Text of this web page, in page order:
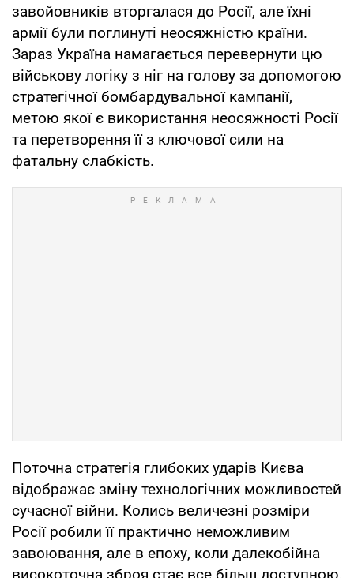
завойовників вторгалася до Росії, але їхні
армії були поглинуті неосяжністю країни.
Зараз Україна намагається перевернути цю
військову логіку з ніг на голову за допомогою
стратегічної бомбардувальної кампанії,
метою якої є використання неосяжності Росії
та перетворення її з ключової сили на
фатальну слабкість.
Поточна стратегія глибоких ударів Києва
відображає зміну технологічних можливостей
сучасної війни. Колись величезні розміри
Росії робили її практично неможливим
завоювання, але в епоху, коли далекобійна
високоточна зброя стає все більш доступною,